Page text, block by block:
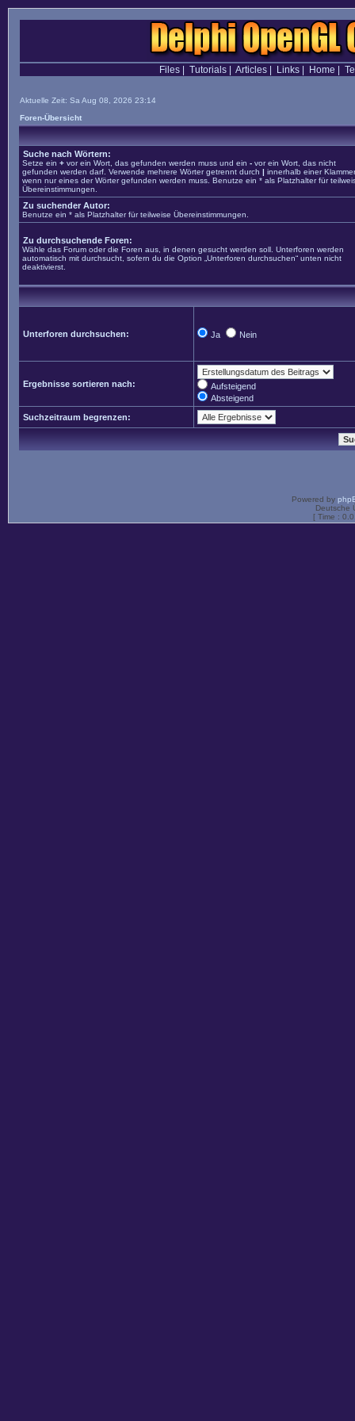
Files| Tutorials| Articles| Links| Home
Aktuelle Zeit: Sa Aug 08, 2026 23:14
Foren-Übersicht
Suche nach Wörtern:
Setze ein + vor ein Wort, das gefunden werden muss und ein - vor ein Wort, das nicht
gefunden werden darf. Verwende mehrere Wörter getrennt durch | innerhalb einer
wenn nur eines der Wörter gefunden werden muss. Benutze ein * als Platzhalter für
Übereinstimmungen.
Zu suchender Autor:
Benutze ein * als Platzhalter für teilweise Übereinstimmungen.
Zu durchsuchende Foren:
Wähle das Forum oder die Foren aus, in denen gesucht werden soll. Unterforen werden
automatisch mit durchsucht, sofern du die Option „Unterforen durchsuchen“ unten nicht
deaktivierst.
Unterforen durchsuchen: Ja Nein
Ergebnisse sortieren nach:
Aufsteigend
Absteigend
Suchzeitraum begrenzen:
Powered by
Deutsche
[ Time :